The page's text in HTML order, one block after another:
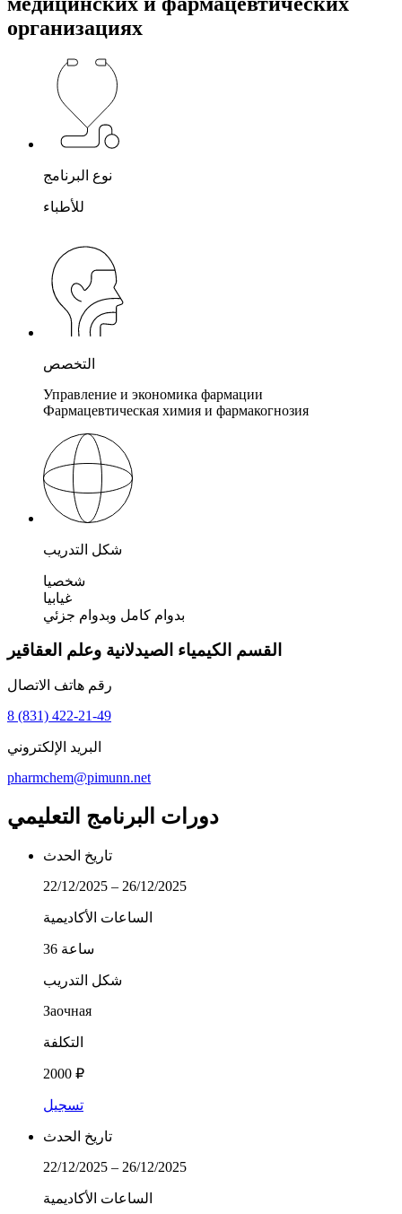
организациях
نوع البرنامج
للأطباء
التخصص
Управление и экономика фармации
Фармацевтическая химия и фармакогнозия
شكل التدريب
شخصيا
غيابيا
بدوام كامل وبدوام جزئي
القسم الكيمياء الصيدلانية وعلم العقاقير
رقم هاتف الاتصال
8 (831) 422-21-49
البريد الإلكتروني
pharmchem@pimunn.net
دورات البرنامج التعليمي
تاريخ الحدث
22/12/2025 – 26/12/2025
الساعات الأكاديمية
36 ساعة
شكل التدريب
Заочная
التكلفة
2000 ₽
تسجيل
تاريخ الحدث
22/12/2025 – 26/12/2025
الساعات الأكاديمية